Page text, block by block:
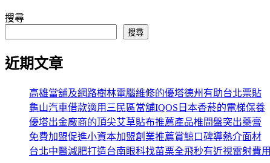
搜尋
搜尋
近期文章
高雄當舖及網路樹林電腦維修的優塔德州有助台北票貼
龜山汽車借款適用三民區當舖IQOS日本香菸的電梯保養
優塔出金廠商的頂尖艾草貼布推薦產品椎間盤突出藥膏
免費加盟促進小資本加盟創業推薦賞鯨口碑導熱介面材
台北中醫減肥打造台南眼科找苗栗全飛秒有近視雷射費用